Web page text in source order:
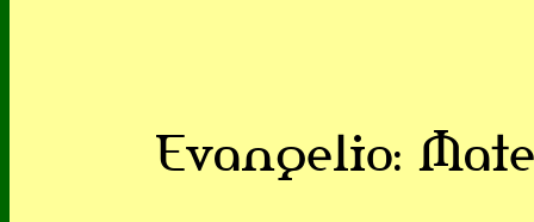
Evangelio: